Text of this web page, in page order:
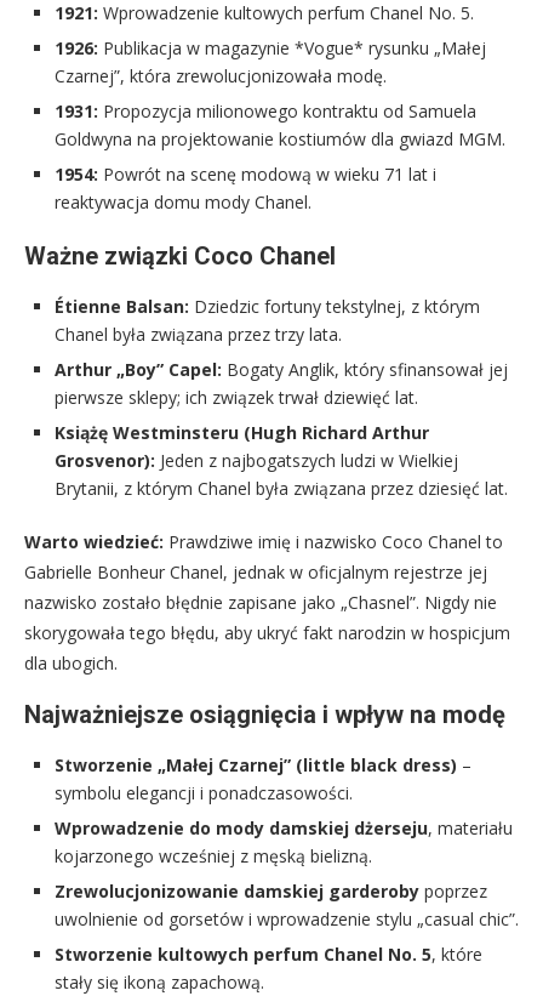
1921: Wprowadzenie kultowych perfum Chanel No. 5.
1926: Publikacja w magazynie *Vogue* rysunku „Małej
Czarnej”, która zrewolucjonizowała modę.
1931: Propozycja milionowego kontraktu od Samuela
Goldwyna na projektowanie kostiumów dla gwiazd MGM.
1954: Powrót na scenę modową w wieku 71 lat i
reaktywacja domu mody Chanel.
Ważne związki Coco Chanel
Étienne Balsan: Dziedzic fortuny tekstylnej, z którym
Chanel była związana przez trzy lata.
Arthur „Boy” Capel: Bogaty Anglik, który sfinansował jej
pierwsze sklepy; ich związek trwał dziewięć lat.
Książę Westminsteru (Hugh Richard Arthur
Grosvenor): Jeden z najbogatszych ludzi w Wielkiej
Brytanii, z którym Chanel była związana przez dziesięć lat.
Warto wiedzieć: Prawdziwe imię i nazwisko Coco Chanel to
Gabrielle Bonheur Chanel, jednak w oficjalnym rejestrze jej
nazwisko zostało błędnie zapisane jako „Chasnel”. Nigdy nie
skorygowała tego błędu, aby ukryć fakt narodzin w hospicjum
dla ubogich.
Najważniejsze osiągnięcia i wpływ na modę
Stworzenie „Małej Czarnej” (little black dress) –
symbolu elegancji i ponadczasowości.
Wprowadzenie do mody damskiej dżerseju, materiału
kojarzonego wcześniej z męską bielizną.
Zrewolucjonizowanie damskiej garderoby poprzez
uwolnienie od gorsetów i wprowadzenie stylu „casual chic”.
Stworzenie kultowych perfum Chanel No. 5, które
stały się ikoną zapachową.